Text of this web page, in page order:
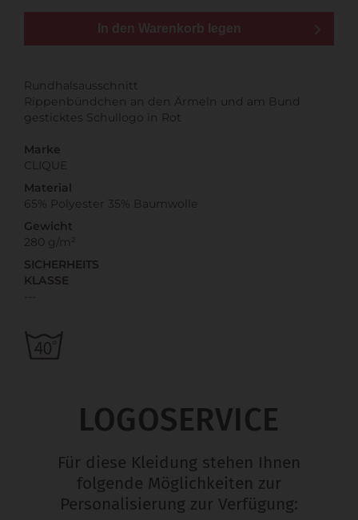
In den Warenkorb legen
Rundhalsausschnitt
Rippenbündchen an den Ärmeln und am Bund
gesticktes Schullogo in Rot
Marke
CLIQUE
Material
65% Polyester 35% Baumwolle
Gewicht
280 g/m²
SICHERHEITS
KLASSE
LOGOSERVICE
Für diese Kleidung stehen Ihnen
folgende Möglichkeiten zur
Personalisierung zur Verfügung: